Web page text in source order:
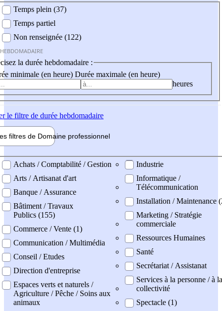
Temps plein (37)
Temps partiel
Non renseignée (122)
la durée hebdomadaire :
minimale (en heure) Durée maximale (en heure)
heures
le filtre de durée hebdomadaire
filtres de Domaine professionnel
professionel
Achats / Comptabilité / Gestion
Arts / Artisanat d'art
Banque / Assurance
Bâtiment / Travaux
Publics (155)
Commerce / Vente (1)
Communication / Multimédia
Conseil / Etudes
Direction d'entreprise
Espaces verts et naturels /
Agriculture / Pêche / Soins aux
animaux
Industrie
Informatique /
Télécommunication
Installation / Maintenance
Marketing / Stratégie
commerciale
Ressources Humaines
Santé
Secrétariat / Assistanat
Services à la personne / à la
collectivité
Spectacle (1)